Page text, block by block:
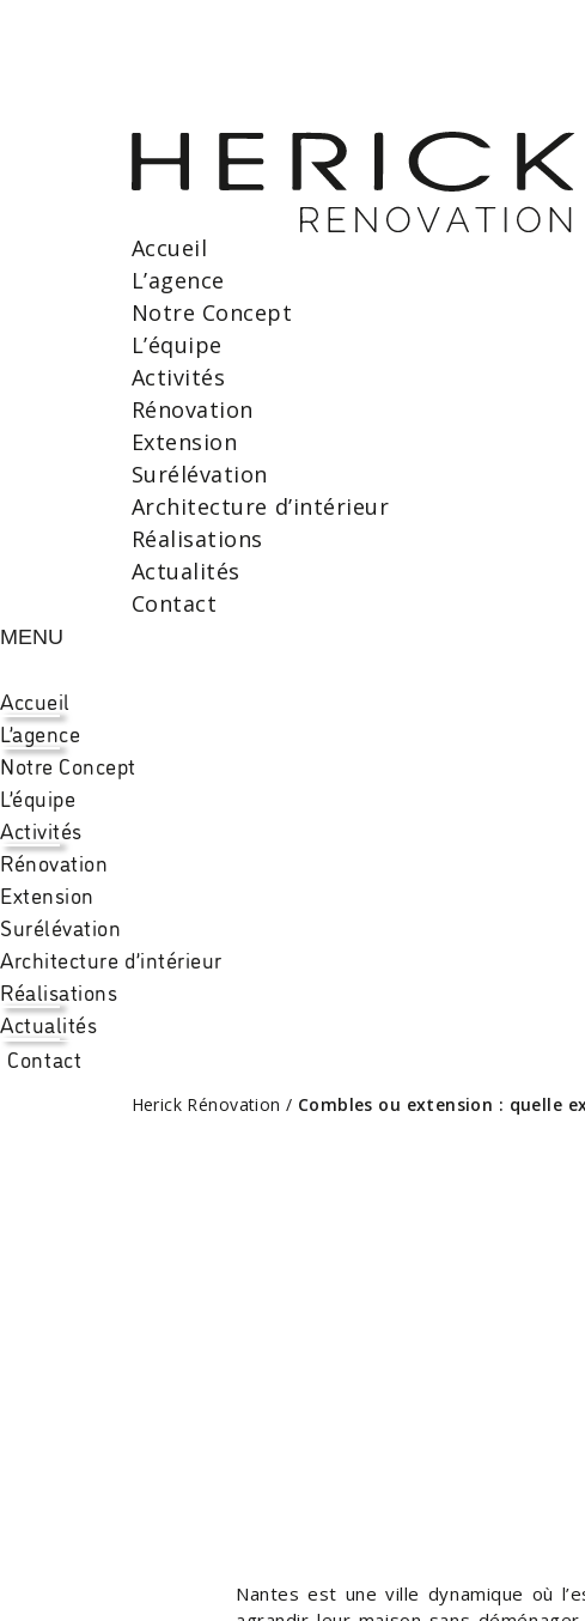
Accueil
L’agence
Notre Concept
L’équipe
Activités
Rénovation
Extension
Surélévation
Architecture d’intérieur
Réalisations
Actualités
Contact
MENU
Accueil
L’agence
Notre Concept
L’équipe
Activités
Rénovation
Extension
Surélévation
Architecture d’intérieur
Réalisations
Actualités
Contact
Herick Rénovation / Combles ou extension : quelle
Nantes est une ville dynamique où